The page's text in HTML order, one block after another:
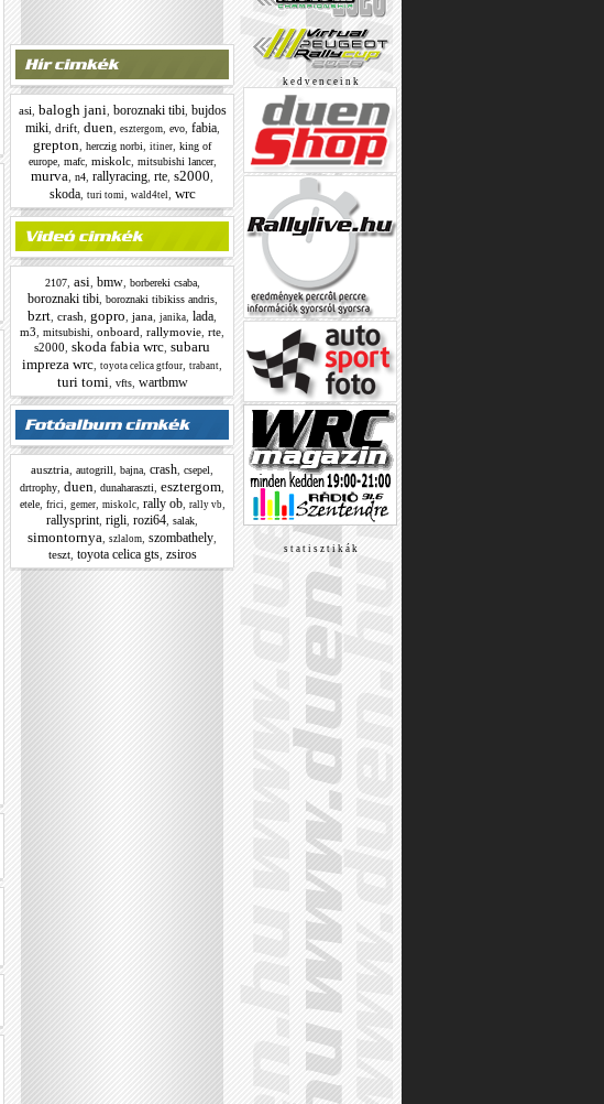
asi balogh jani boroznaki tibi, bujdos
miki, drift, duen esztergom, evo, fabia,
grepton herczig norbi itiner king of
europe, mafc, miskolc, mitsubishi lancer,
murva n4 rallyracing rte s2000
skoda, turi tomi wald4tel wrc
2107, asi bmw, borbereki csaba,
boroznaki tibi, boroznaki tibikiss andris,
bzrt crash gopro jana janika lada
m3
mitsubishi onboard rallymovie rte
s2000 skoda fabia wrc subaru
impreza wrc toyota celica gtfour trabant
turi tomi vfts, wartbmw
ausztria autogrill bajna crash csepel
drtrophy duen dunaharaszti esztergom
etele, frici gemer, miskolc, rally ob, rally vb,
rallysprint rigli rozi64 salak
simontornya szlalom szombathely
teszt, toyota celica gts, zsiros
k e d v e n c e i n k
s t a t i s z t i k á k